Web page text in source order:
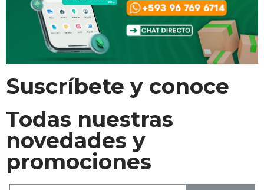
Suscríbete y conoce
Todas nuestras
novedades y
promociones